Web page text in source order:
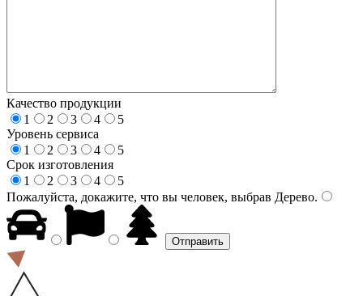
Качество продукции
1
2 3 4
5
Уровень сервиса
1
2 3 4
5
Срок изготовления
1
2 3 4
5
Пожалуйста, докажите, что вы человек, выбрав Дерево.